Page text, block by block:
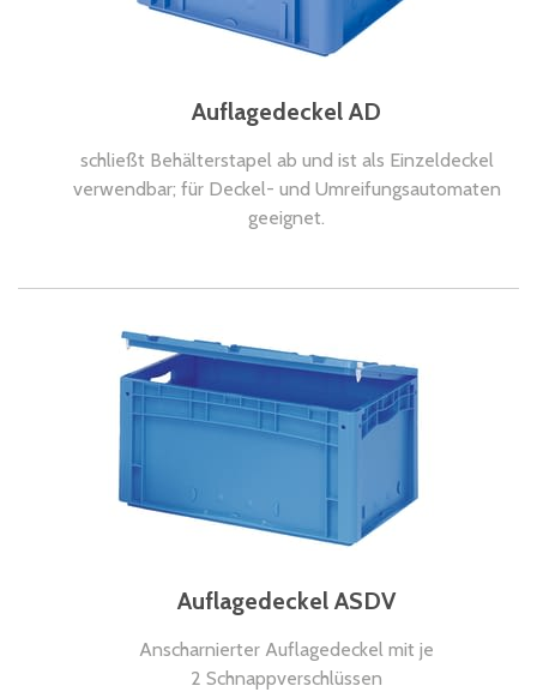
Auflagedeckel AD
schließt Behälterstapel ab und ist als Einzeldeckel
verwendbar; für Deckel- und Umreifungsautomaten
geeignet.
Auflagedeckel ASDV
Anscharnierter Auflagedeckel mit je
2 Schnappverschlüssen